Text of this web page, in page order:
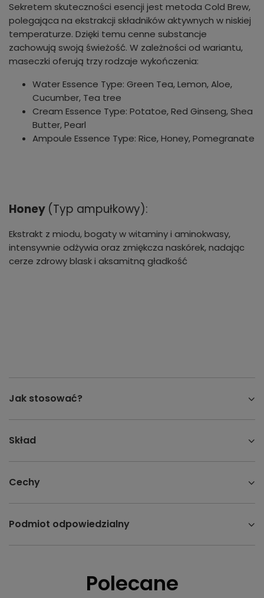
Sekretem skuteczności esencji jest metoda Cold Brew,
polegająca na ekstrakcji składników aktywnych w niskiej
temperaturze. Dzięki temu cenne substancje
zachowują swoją świeżość. W zależności od wariantu,
maseczki oferują trzy rodzaje wykończenia:
Water Essence Type: Green Tea, Lemon, Aloe,
Cucumber, Tea tree
Cream Essence Type: Potatoe, Red Ginseng, Shea
Butter, Pearl
Ampoule Essence Type: Rice, Honey, Pomegranate
Honey (Typ ampułkowy):
Ekstrakt z miodu, bogaty w witaminy i aminokwasy,
intensywnie odżywia oraz zmiękcza naskórek, nadając
cerze zdrowy blask i aksamitną gładkość
Jak stosować?
Skład
Cechy
Podmiot odpowiedzialny
Polecane